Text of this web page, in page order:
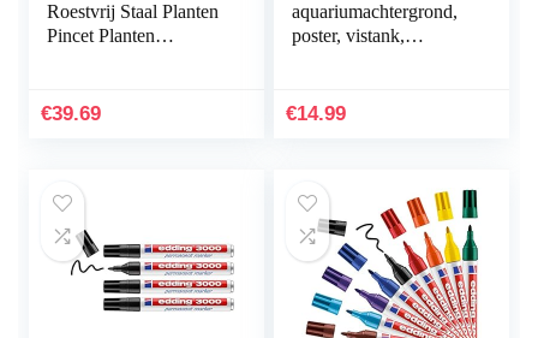
Roestvrij Staal Planten
Pincet Planten
Hulpmiddelen Instellen
€39.69
aquariumachtergrond,
poster, vistank,
zelfklevend,
€14.99